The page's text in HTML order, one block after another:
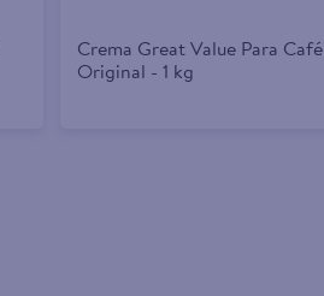
Crema Great Value Para Café
Original - 1 kg